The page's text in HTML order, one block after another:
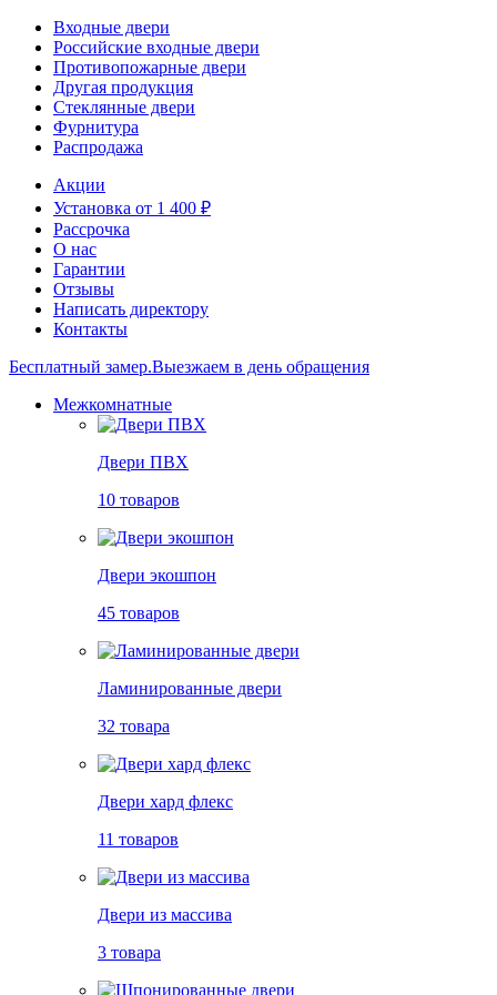
Входные двери
Российские входные двери
Противопожарные двери
Другая продукция
Стеклянные двери
Фурнитура
Распродажа
Акции
Установка от 1 400 ₽
Рассрочка
О нас
Гарантии
Отзывы
Написать директору
Контакты
Бесплатный замер.Выезжаем в день обращения
Межкомнатные
Двери ПВХ
10 товаров
Двери экошпон
45 товаров
Ламинированные двери
32 товара
Двери хард флекс
11 товаров
Двери из массива
3 товара